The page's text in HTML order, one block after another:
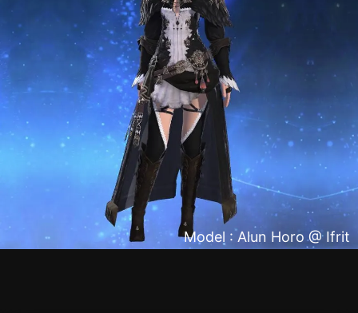
Model : Alun Horo @ Ifrit